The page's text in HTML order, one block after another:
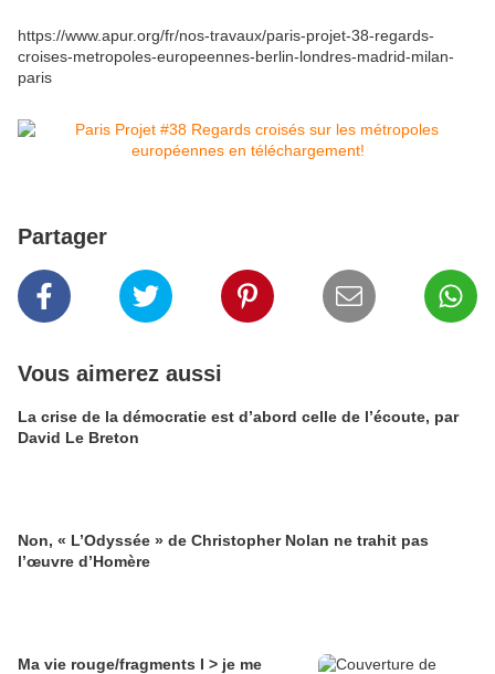
https://www.apur.org/fr/nos-travaux/paris-projet-38-regards-
croises-metropoles-europeennes-berlin-londres-madrid-milan-
paris
Partager
Vous aimerez aussi
La crise de la démocratie est d’abord celle de l’écoute, par
David Le Breton
Non, « L’Odyssée » de Christopher Nolan ne trahit pas
l’œuvre d’Homère
Ma vie rouge/fragments I > je me